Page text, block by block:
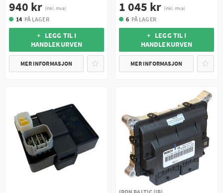
940 kr (inkl. mva)
14 PÅ LAGER
+ LEGG TIL I
HANDLEKURVEN
MER INFORMASJON
1 045 kr (inkl. mva)
6 PÅ LAGER
+ LEGG TIL I
HANDLEKURVEN
MER INFORMASJON